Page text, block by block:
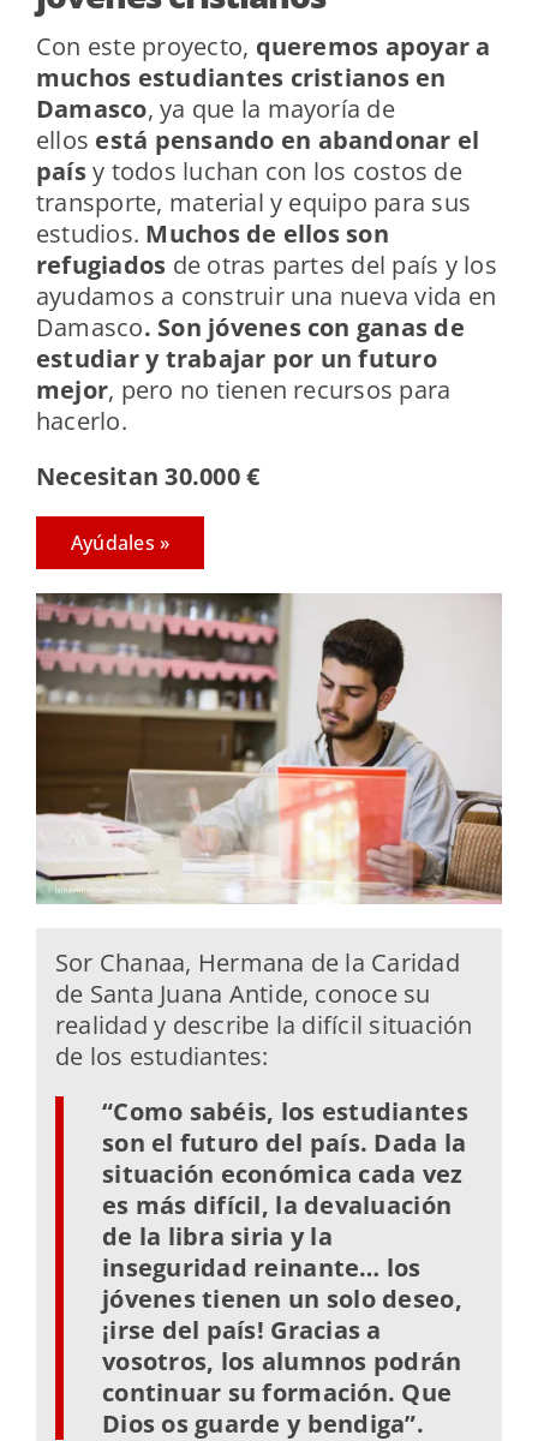
Con este proyecto, queremos apoyar a
muchos estudiantes cristianos en
Damasco, ya que la mayoría de
ellos está pensando en abandonar el
paísy todos luchan con los costos de
transporte, material y equipo para sus
estudios. Muchos de ellos son
refugiados de otras partes del país y los
ayudamos a construir una nueva vida en
Damasco. Son jóvenes con ganas de
estudiar y trabajar por un futuro
mejor, pero no tienen recursos para
hacerlo.
Necesitan 30.000 €
Ayúdales »
Sor Chanaa, Hermana de la Caridad
de Santa Juana Antide, conoce su
realidad y describe la difícil situación
de los estudiantes:
“Como sabéis, los estudiantes
son el futuro del país. Dada la
situación económica cada vez
es más difícil, la devaluación
de la libra siria y la
inseguridad reinante… los
jóvenes tienen un solo deseo,
¡irse del país! Gracias a
vosotros, los alumnos podrán
continuar su formación. Que
Dios os guarde y bendiga”.